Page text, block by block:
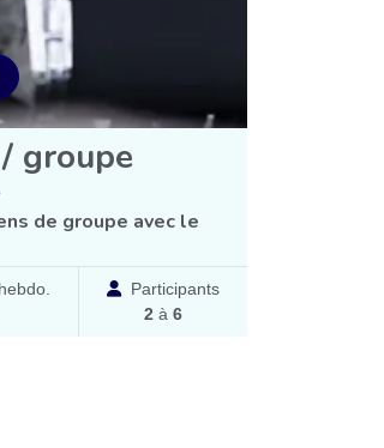
groupe
de groupe avec le
Participants
2à 6